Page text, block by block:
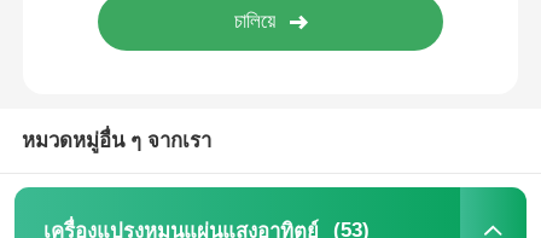
หุ่นยนต์ทำความสะอาดแผงโซลาร์เซลล์
กำแพงกั้นเสียงสำหรับการจัดเก็บพลังงาน
หมวดหมู่อื่น ๆ จากเรา
เครื่องแปรงหมุนแผ่นแสงอาทิตย์ (53)